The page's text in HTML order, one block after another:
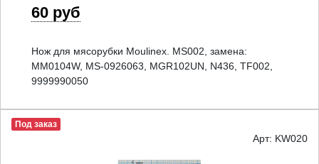
60 руб
Нож для мясорубки Moulinex. MS002, замена:
MM0104W, MS-0926063, MGR102UN, N436, TF002,
9999990050
Под заказ
Арт: KW020